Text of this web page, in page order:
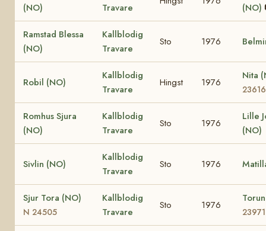
(NO)
Travare
(NO)
Ramstad Blessa
(NO)
Kallblodig
Travare
Sto 1976
Robil (NO)
Kallblodig
Travare
Hingst 1976
Nita
23616
Romhus Sjura
(NO)
Kallblodig
Travare
Sto 1976
Lille
(NO)
Sivlin (NO)
Kallblodig
Travare
Sto 1976
Sjur Tora (NO)
N 24505
Kallblodig
Travare
Sto 1976
23971